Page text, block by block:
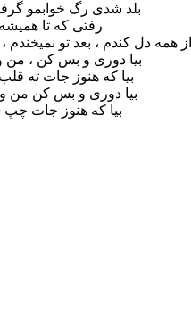
بلد شدی رگ خوابمو
رفتی که تا همیشه
همه دل کندم ، بعد تو
بیا دوری و بس کن ، من
بیا که هنوز جات ته
بیا دوری و بس کن من
بیا که هنوز جات